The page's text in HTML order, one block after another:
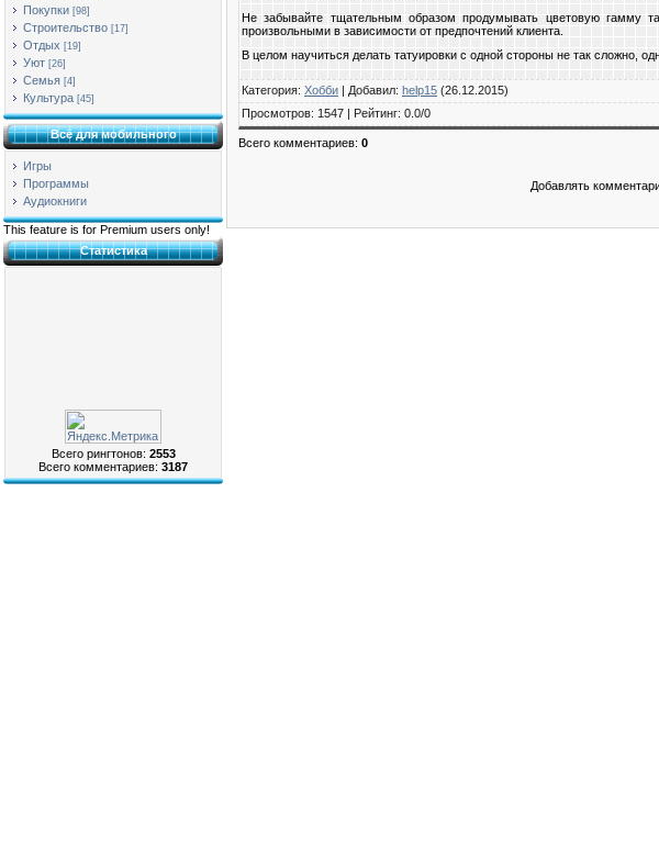
Покупки [98]
Строительство [17]
Отдых [19]
Уют [26]
Семья [4]
Культура [45]
Всё для мобильного
Игры
Программы
Аудиокниги
This feature is for Premium users only!
Статистика
Всего рингтонов: 2553
Всего комментариев: 3187
Не забывайте тщательным образом продумывать цветовую гамму
произвольными в зависимости от предпочтений клиента.
В целом научиться делать татуировки с одной стороны не так сложно,
Категория: Хобби | Добавил: help15 (26.12.2015)
Просмотров: 1547 | Рейтинг: 0.0/0
Всего комментариев: 0
Добавлять